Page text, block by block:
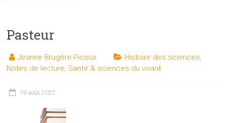
Pasteur
Jeanne Brugère-Picoux Histoire des sciences,
Notes de lecture, Santé & sciences du vivant
19 août 2022